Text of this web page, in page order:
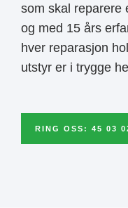
som skal reparere
og med 15 års
hver reparasjon
utstyr er i trygge
RING OSS: 45 03